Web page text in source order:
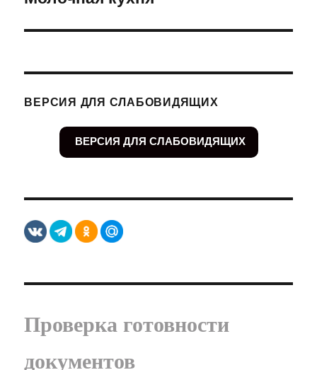
ВЕРСИЯ ДЛЯ СЛАБОВИДЯЩИХ
ВЕРСИЯ ДЛЯ СЛАБОВИДЯЩИХ
Проверка готовности
документов